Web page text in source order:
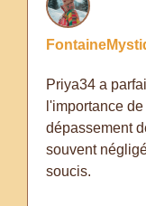
Priya34 a
l'importance
dépassement
souvent
soucis.